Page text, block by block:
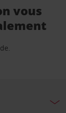
vous